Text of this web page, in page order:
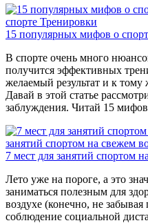
спорте Тренировки
15 популярных мифов о
В спорте очень много
получится эффективных
желаемый результат и к
Давай в этой статье
заблуждения. Читай 15
занятий спортом на свежем
7 мест для занятий спортом
Лето уже на пороге, а это
заниматься полезным для
воздухе (конечно, не
соблюдение социальной